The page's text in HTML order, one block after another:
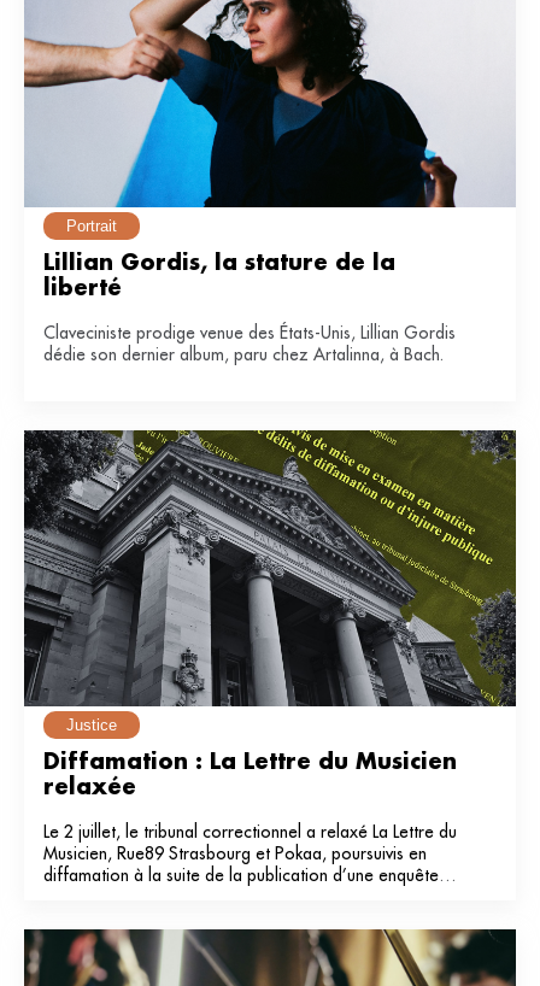
Portrait
Lillian Gordis, la stature de la
liberté
Claveciniste prodige venue des États-Unis, Lillian Gordis
dédie son dernier album, paru chez Artalinna, à Bach.
Justice
Diffamation : La Lettre du Musicien
relaxée
Le 2 juillet, le tribunal correctionnel a relaxé La Lettre du
Musicien, Rue89 Strasbourg et Pokaa, poursuivis en
diffamation à la suite de la publication d’une enquête